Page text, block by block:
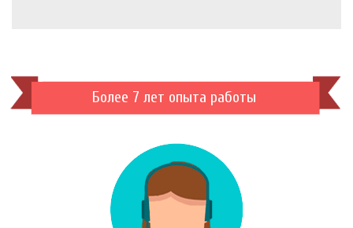
Более 7 лет опыта работы